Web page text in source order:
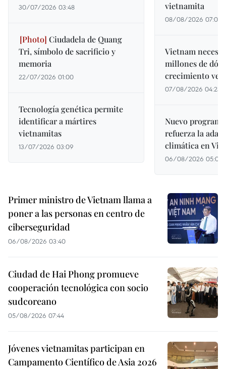
30/07/2026 03:48
Ciudadela de Quang
Tri, símbolo de sacrificio y
memoria
22/07/2026 01:00
Tecnología genética permite
identificar a mártires
vietnamitas
13/07/2026 03:09
vietnamita
08/08/2026 07:00
Vietnam
millones de
crecimiento
07/08/2026 04:23
Nuevo
refuerza la
climática en
06/08/2026 05:02
Primer ministro de Vietnam llama a
poner a las personas en centro de
ciberseguridad
06/08/2026 03:40
Ciudad de Hai Phong promueve
cooperación tecnológica con socio
sudcoreano
05/08/2026 07:44
Jóvenes vietnamitas participan en
Campamento Científico de Asia 2026